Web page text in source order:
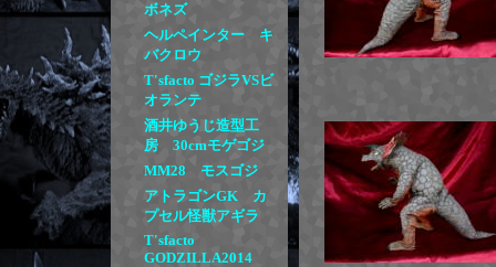
ボネズ
ヘルペインター キ
バクロウ
T'sfacto ゴジラVSビ
オランテ
酒井ゆうじ造型工
房 30cmモゲゴジ
MM28 モスゴジ
アトラゴンGK カ
プセル怪獣アギラ
T'sfacto
GODZILLA2014